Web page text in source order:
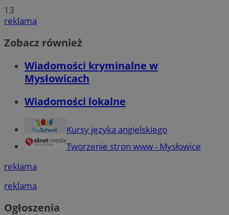
13
reklama
Zobacz również
Wiadomości kryminalne w
Mysłowicach
Wiadomości lokalne
Kursy języka angielskiego
Tworzenie stron www - Mysłowice
reklama
reklama
Ogłoszenia